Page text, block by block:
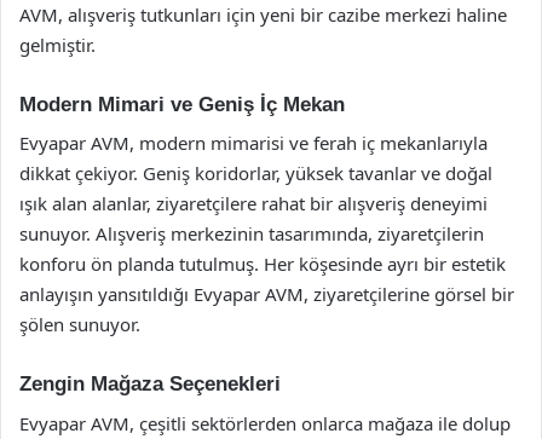
AVM, alışveriş tutkunları için yeni bir cazibe merkezi haline
gelmiştir.
Modern Mimari ve Geniş İç Mekan
Evyapar AVM, modern mimarisi ve ferah iç mekanlarıyla
dikkat çekiyor. Geniş koridorlar, yüksek tavanlar ve doğal
ışık alan alanlar, ziyaretçilere rahat bir alışveriş deneyimi
sunuyor. Alışveriş merkezinin tasarımında, ziyaretçilerin
konforu ön planda tutulmuş. Her köşesinde ayrı bir estetik
anlayışın yansıtıldığı Evyapar AVM, ziyaretçilerine görsel bir
şölen sunuyor.
Zengin Mağaza Seçenekleri
Evyapar AVM, çeşitli sektörlerden onlarca mağaza ile dolup